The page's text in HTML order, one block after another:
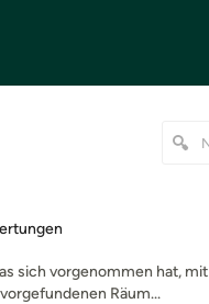
4.9 von 5 Sternen
sich vorgenommen hat, mit
Räum...